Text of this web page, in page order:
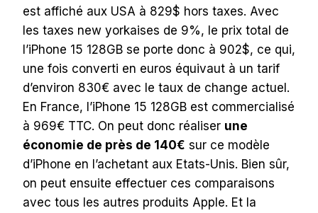
est affiché aux USA à 829$ hors taxes. Avec
les taxes new yorkaises de 9%, le prix total de
l’iPhone 15 128GB se porte donc à 902$, ce qui,
une fois converti en euros équivaut à un tarif
d’environ 830€ avec le taux de change actuel.
En France, l’iPhone 15 128GB est commercialisé
à 969€ TTC. On peut donc réaliser une
économie de près de 140€ sur ce modèle
d’iPhone en l’achetant aux Etats-Unis. Bien sûr,
on peut ensuite effectuer ces comparaisons
avec tous les autres produits Apple. Et la